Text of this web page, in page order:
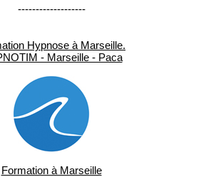
-------------------
Hypnose à Marseille.
- Marseille - Paca
Formation à Marseille